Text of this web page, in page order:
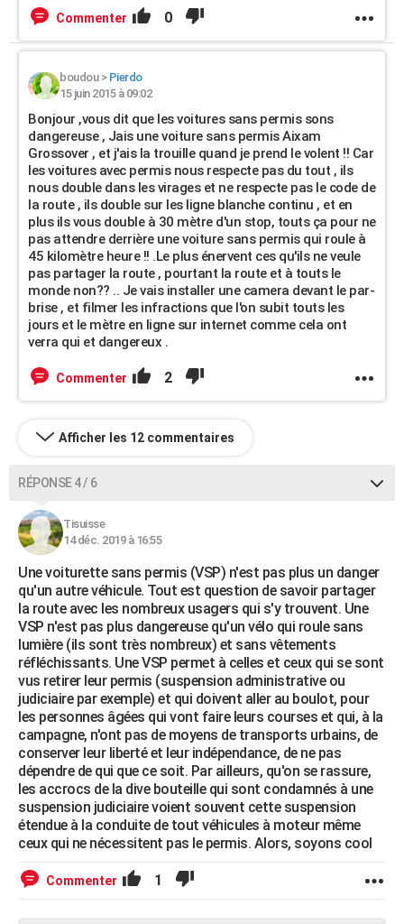
Commenter 0
boudou> Pierdo
15 juin 2015 à 09:02
Bonjour ,vous dit que les voitures sans permis sons
dangereuse , Jais une voiture sans permis Aixam
Grossover , et j'ais la trouille quand je prend le volent !! Car
les voitures avec permis nous respecte pas du tout , ils
nous double dans les virages et ne respecte pas le code de
la route , ils double sur les ligne blanche continu , et en
plus ils vous double à 30 mètre d'un stop, touts ça pour ne
pas attendre derrière une voiture sans permis qui roule à
45 kilomètre heure !! .Le plus énervent ces qu'ils ne veule
pas partager la route , pourtant la route et à touts le
monde non?? .. Je vais installer une camera devant le par-
brise , et filmer les infractions que l'on subit touts les
jours et le mètre en ligne sur internet comme cela ont
verra qui et dangereux .
Commenter 2
Afficher les 12 commentaires
RÉPONSE 4 / 6
Tisuisse
14 déc. 2019 à 16:55
Une voiturette sans permis (VSP) n'est pas plus un danger
qu'un autre véhicule. Tout est question de savoir partager
la route avec les nombreux usagers qui s'y trouvent. Une
VSP n'est pas plus dangereuse qu'un vélo qui roule sans
lumière (ils sont très nombreux) et sans vêtements
réfléchissants. Une VSP permet à celles et ceux qui se sont
vus retirer leur permis (suspension administrative ou
judiciaire par exemple) et qui doivent aller au boulot, pour
les personnes âgées qui vont faire leurs courses et qui, à la
campagne, n'ont pas de moyens de transports urbains, de
conserver leur liberté et leur indépendance, de ne pas
dépendre de qui que ce soit. Par ailleurs, qu'on se rassure,
les accrocs de la dive bouteille qui sont condamnés à une
suspension judiciaire voient souvent cette suspension
étendue à la conduite de tout véhicules à moteur même
ceux qui ne nécessitent pas le permis. Alors, soyons cool
Commenter 1